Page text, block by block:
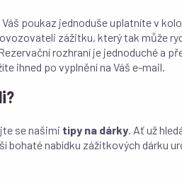
poukaz jednoduše uplatníte v
zážitku, který tak může
rozhraní je jednoduché a
ihned po vyplnění na Váš e-mail.
se našimi tipy na dárky. Ať už
bohaté nabídku zážitkových dárku